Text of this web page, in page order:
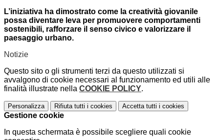
L’iniziativa ha dimostrato come la creatività giovanile
possa diventare leva per promuovere comportamenti
sostenibili, rafforzare il senso civico e valorizzare il
paesaggio urbano.
Notizie
Questo sito o gli strumenti terzi da questo utilizzati si
avvalgono di cookie necessari al funzionamento ed utili alle
finalità illustrate nella COOKIE POLICY.
Personalizza Rifiuta tutti i cookies Accetta tutti i cookies
Gestione cookie
In questa schermata è possibile scegliere quali cookie